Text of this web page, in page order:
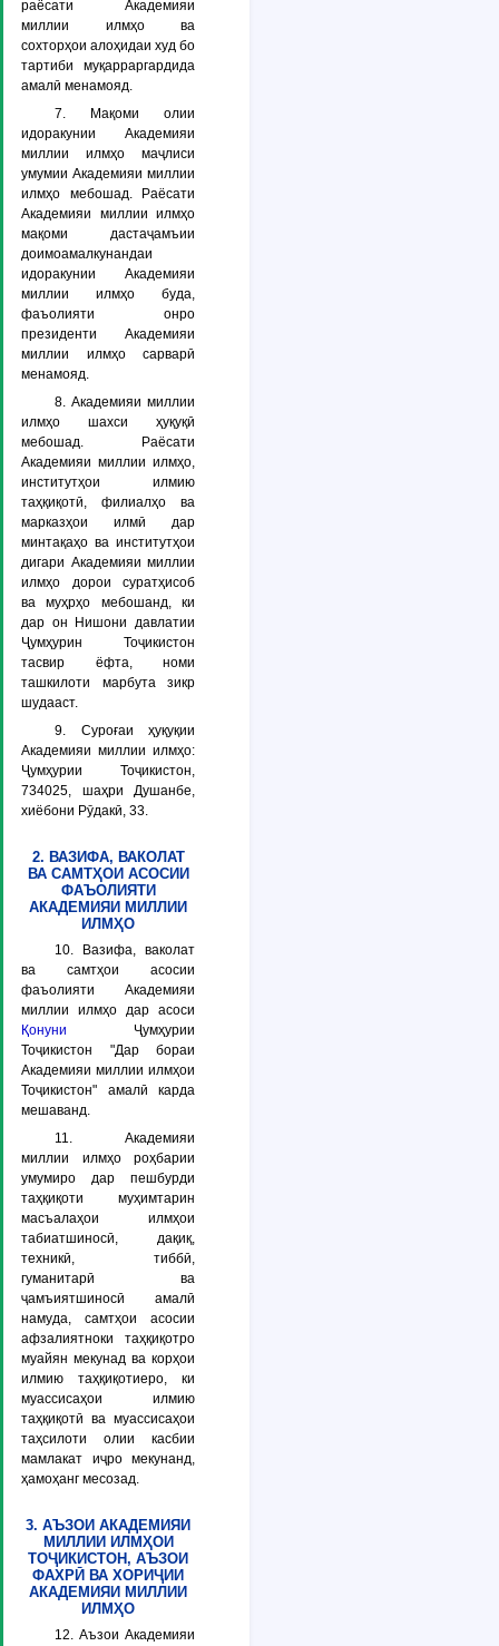
раёсати Академияи
миллии илмҳо ва
сохторҳои алоҳидаи худ бо
тартиби муқарраргардида
амалӣ менамояд.
7. Мақоми олии
идоракунии Академияи
миллии илмҳо маҷлиси
умумии Академияи миллии
илмҳо мебошад. Раёсати
Академияи миллии илмҳо
мақоми дастаҷамъии
доимоамалкунандаи
идоракунии Академияи
миллии илмҳо буда,
фаъолияти онро
президенти Академияи
миллии илмҳо сарварӣ
менамояд.
8. Академияи миллии
илмҳо шахси ҳуқуқӣ
мебошад. Раёсати
Академияи миллии илмҳо,
институтҳои илмию
таҳқиқотӣ, филиалҳо ва
марказҳои илмӣ дар
минтақаҳо ва институтҳои
дигари Академияи миллии
илмҳо дорои суратҳисоб
ва муҳрҳо мебошанд, ки
дар он Нишони давлатии
Ҷумҳурин Тоҷикистон
тасвир ёфта, номи
ташкилоти марбута зикр
шудааст.
9. Суроғаи ҳуқуқии
Академияи миллии илмҳо:
Ҷумҳурии Тоҷикистон,
734025, шаҳри Душанбе,
хиёбони Рӯдакӣ, 33.
2. ВАЗИФА, ВАКОЛАТ
ВА САМТҲОИ АСОСИИ
ФАЪОЛИЯТИ
АКАДЕМИЯИ МИЛЛИИ
ИЛМҲО
10. Вазифа, ваколат
ва самтҳои асосии
фаъолияти Академияи
миллии илмҳо дар асоси
Қонуни Ҷумҳурии
Тоҷикистон "Дар бораи
Академияи миллии илмҳои
Тоҷикистон" амалӣ карда
мешаванд.
11. Академияи
миллии илмҳо роҳбарии
умумиро дар пешбурди
таҳқиқоти муҳимтарин
масъалаҳои илмҳои
табиатшиносӣ, дақиқ,
техникӣ, тиббӣ,
гуманитарӣ ва
ҷамъиятшиносӣ амалӣ
намуда, самтҳои асосии
афзалиятноки таҳқиқотро
муайян мекунад ва корҳои
илмию таҳқиқотиеро, ки
муассисаҳои илмию
таҳқиқотӣ ва муассисаҳои
таҳсилоти олии касбии
мамлакат иҷро мекунанд,
ҳамоҳанг месозад.
3. АЪЗОИ АКАДЕМИЯИ
МИЛЛИИ ИЛМҲОИ
ТОҶИКИСТОН, АЪЗОИ
ФАХРӢ ВА ХОРИҶИИ
АКАДЕМИЯИ МИЛЛИИ
ИЛМҲО
12. Аъзои Академияи